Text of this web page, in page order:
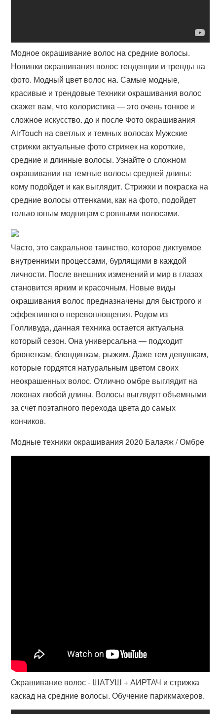
Модное окрашивание волос на средние волосы.
Новинки окрашивания волос тенденции и тренды на
фото. Модный цвет волос на. Самые модные,
красивые и трендовые техники окрашивания волос
скажет вам, что колористика — это очень тонкое и
сложное искусство. до и после Фото окрашивания
АirTouch на светлых и темных волосах Мужские
стрижки актуальные фото стрижек на короткие,
средние и длинные волосы. Узнайте о сложном
окрашивании на темные волосы средней длины:
кому подойдет и как выглядит. Стрижки и покраска на
средние волосы оттенками, как на фото, подойдет
только юным модницам с ровными волосами.
Часто, это сакральное таинство, которое диктуемое
внутренними процессами, бурлящими в каждой
личности. После внешних изменений и мир в глазах
становится ярким и красочным. Новые виды
окрашивания волос предназначены для быстрого и
эффективного перевоплощения. Родом из
Голливуда, данная техника остается актуальна
который сезон. Она универсальна — подходит
брюнеткам, блондинкам, рыжим. Даже тем девушкам,
которые гордятся натуральным цветом своих
неокрашенных волос. Отлично омбре выглядит на
локонах любой длины. Волосы выглядят объемными
за счет поэтапного перехода цвета до самых
кончиков.
Модные техники окрашивания 2020 Балаяж / Омбре
Окрашивание волос - ШАТУШ + АИРТАЧ и стрижка
каскад на средние волосы. Обучение парикмахеров.